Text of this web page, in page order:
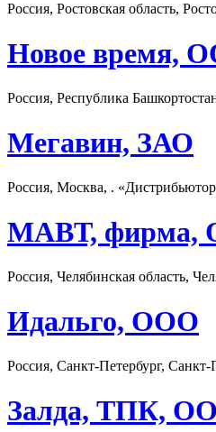
Россия, Ростовская область,
Новое время,
Россия, Республика
Мегавин, ЗАО
Россия, Москва, .
МАВТ, фирма,
Россия, Челябинская область,
Идальго, ООО
Россия, Санкт-Петербург,
Залда, ТПК,